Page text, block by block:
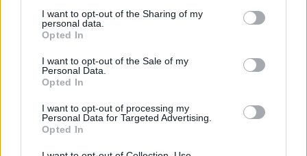
I want to opt-out of the Sharing of my
personal data.
Opted In
I want to opt-out of the Sale of my
Personal Data.
Opted In
I want to opt-out of processing my
Personal Data for Targeted Advertising.
Opted In
értékes anyagokká a szén-dioxidot
Greendex Szemle
Ha nem vigyázunk, otthonunk